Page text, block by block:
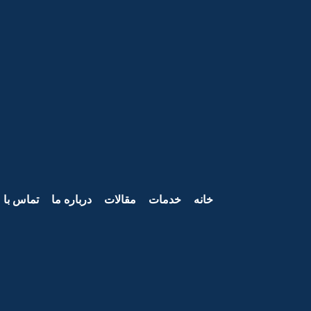
خانه خدمات مقالات درباره ما تماس با